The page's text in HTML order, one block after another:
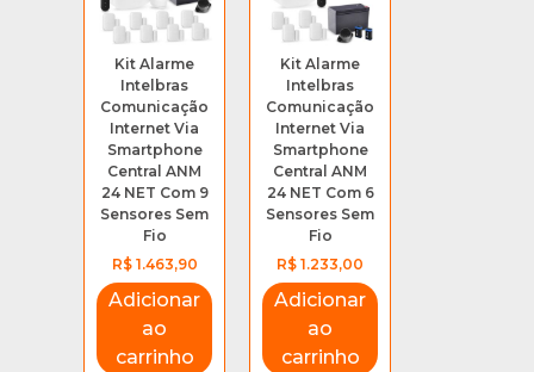
Kit Alarme
Intelbras
Comunicação
Internet Via
Smartphone
Central ANM
24 NET Com 9
Sensores Sem
Fio
R$1.463,90
Adicionar
ao
carrinho
Kit Alarme
Intelbras
Comunicação
Internet Via
Smartphone
Central ANM
24 NET Com 6
Sensores Sem
Fio
R$ 1.233,00
Adicionar
ao
carrinho
Email